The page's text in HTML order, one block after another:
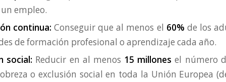
empleo.
continua: Conseguir que al menos el 60% de los
de formación profesional o aprendizaje cada año.
social: Reducir en al menos 15 millones el número
o exclusión social en toda la Unión Europea